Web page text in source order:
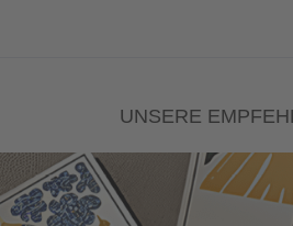
UNSERE